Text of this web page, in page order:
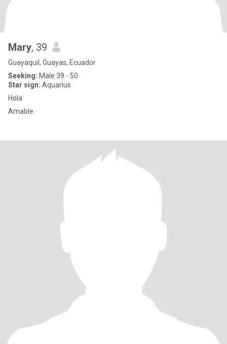
Mary, 39
Guayaquil, Guayas, Ecuador
Seeking: Male 39 - 50
Star sign: Aquarius
Hola
Amable